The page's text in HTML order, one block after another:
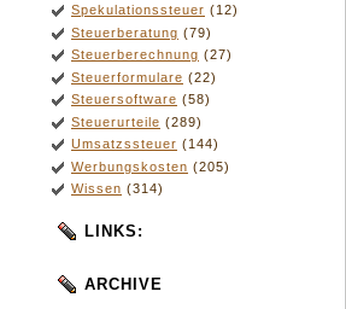
Spekulationssteuer (12)
Steuerberatung (79)
Steuerberechnung (27)
Steuerformulare (22)
Steuersoftware (58)
Steuerurteile (289)
Umsatzssteuer (144)
Werbungskosten (205)
Wissen (314)
LINKS:
ARCHIVE